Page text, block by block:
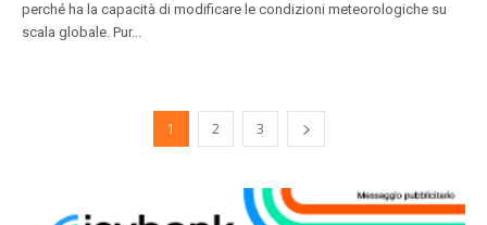
perché ha la capacità di modificare le condizioni meteorologiche su
scala globale. Pur...
1 2 3